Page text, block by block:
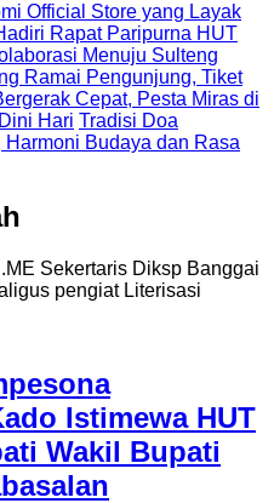
Official Store yang Layak
Rapat Paripurna HUT
Menuju Sulteng
Ramai Pengunjung, Tiket
Cepat, Pesta Miras di
Hari Tradisi Doa
Budaya dan Rasa
Istimewa HUT
Wakil Bupati